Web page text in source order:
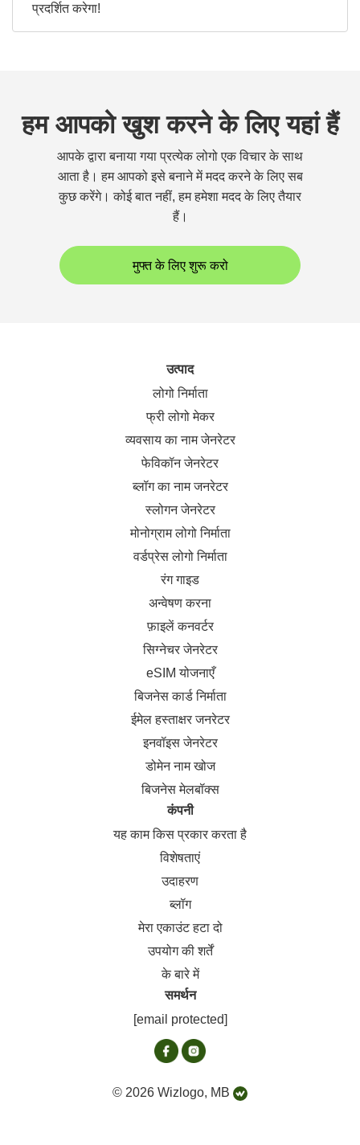
प्रदर्शित करेगा!
हम आपको खुश करने के लिए यहां हैं
आपके द्वारा बनाया गया प्रत्येक लोगो एक विचार के साथ
आता है। हम आपको इसे बनाने में मदद करने के लिए सब
कुछ करेंगे। कोई बात नहीं, हम हमेशा मदद के लिए तैयार
हैं।
मुफ्त के लिए शुरू करो
उत्पाद
लोगो निर्माता
फ्री लोगो मेकर
व्यवसाय का नाम जेनरेटर
फेविकॉन जेनरेटर
ब्लॉग का नाम जनरेटर
स्लोगन जेनरेटर
मोनोग्राम लोगो निर्माता
वर्डप्रेस लोगो निर्माता
रंग गाइड
अन्वेषण करना
फ़ाइलें कनवर्टर
सिग्नेचर जेनरेटर
eSIM योजनाएँ
बिजनेस कार्ड निर्माता
ईमेल हस्ताक्षर जनरेटर
इनवॉइस जेनरेटर
डोमेन नाम खोज
बिजनेस मेलबॉक्स
कंपनी
यह काम किस प्रकार करता है
विशेषताएं
उदाहरण
ब्लॉग
मेरा एकाउंट हटा दो
उपयोग की शर्तें
के बारे में
समर्थन
[email protected]
© 2026 Wizlogo, MB